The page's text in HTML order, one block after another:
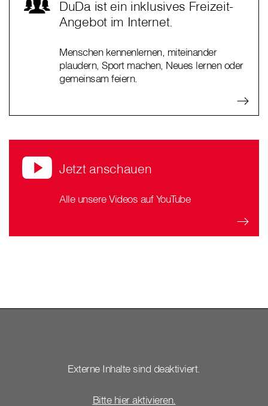
DuDa ist ein inklusives Freizeit-
Angebot im Internet.
Menschen kennenlernen, miteinander
plaudern, Sport machen, Neues lernen oder
gemeinsam feiern.
Jetzt anschauen
Alle unsere Videos auf YouTube
Externe Inhalte sind deaktiviert.
Bitte hier aktivieren.